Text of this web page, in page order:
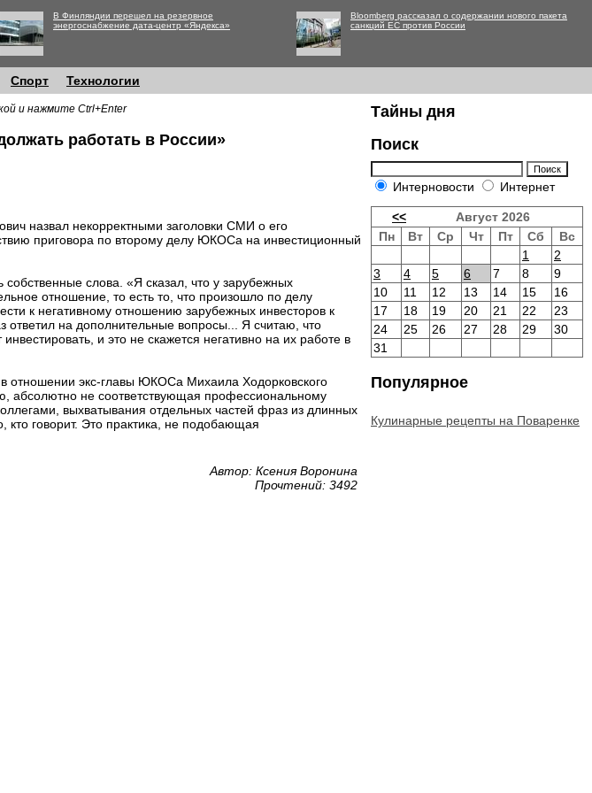
В Финляндии перешел на резервное
энергоснабжение дата-центр «Яндекса»
Bloomberg рассказал о содержании нового пакета
санкций ЕС против России
Спорт Технологии
и нажмите Ctrl+Enter
работать в России»
назвал некорректными заголовки СМИ о его
приговора по второму делу ЮКОСа на инвестиционный
слова. «Я сказал, что у зарубежных
отношение, то есть то, что произошло по делу
к негативному отношению зарубежных инвесторов к
ответил на дополнительные вопросы... Я считаю, что
и это не скажется негативно на их работе в
в отношении экс-главы ЮКОСа Михаила Ходорковского
абсолютно не соответствующая профессиональному
выхватывания отдельных частей фраз из длинных
кто говорит. Это практика, не подобающая
Автор: Ксения Воронина
Прочтений: 3492
Тайны дня
Поиск
Интерновости Интернет
<<
Август 2026
Пн
Вт Ср Чт Пт Сб
Вс
1
2
3
4 5 6 7 8
9
10
11 12 13 14 15
16
17
18 19 20 21 22
23
24
25 26 27 28 29
30
31
Популярное
Кулинарные рецепты на Поваренке